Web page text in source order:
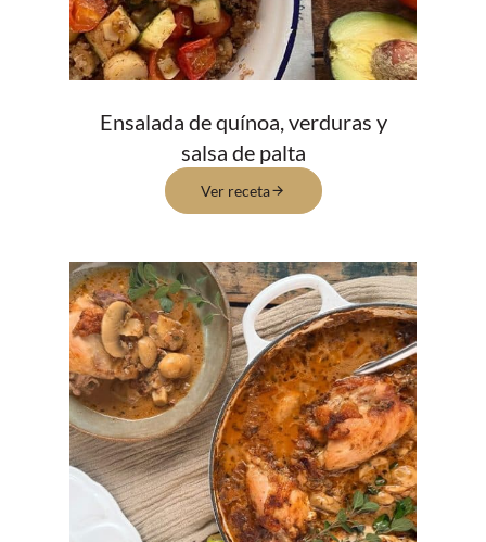
Ensalada de quínoa, verduras y
salsa de palta
Ver receta